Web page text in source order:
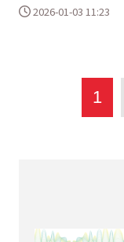
2026-01-03 11:23
1